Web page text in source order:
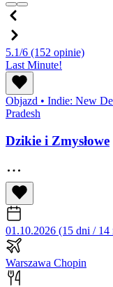
5.1/6 (152 opinie)
Last Minute!
Objazd • Indie: New
Pradesh
Dzikie i Zmysłowe
01.10.2026 (15 dni / 14
Warszawa Chopin